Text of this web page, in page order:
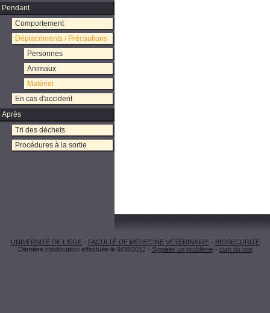
Pendant
Comportement
Déplacements / Précautions
Personnes
Animaux
Matériel
En cas d'accident
Après
Tri des déchets
Procédures à la sortie
UNIVERSITÉ DE LIÈGE- FACULTÉ DE MÉDECINE VÉTÉRINAIRE- BIOSECURITÉ
Dernière modification effectuée le 9/08/2012 - Signaler un problème- plan du site